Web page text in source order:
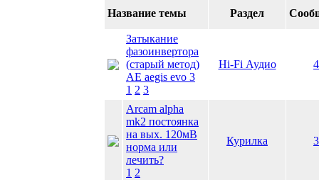
Название темы Раздел
Затыкание
фазоинвертора
(старый метод)
AE aegis evo 3
1 2 3
Hi-Fi Аудио
Arcam alpha
mk2 постоянка
на вых. 120мВ
норма или
лечить?
1 2
Курилка